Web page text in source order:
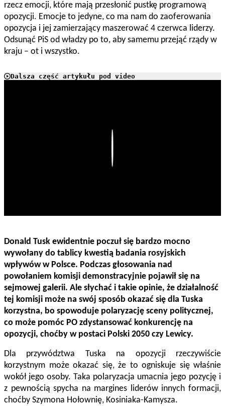
rzecz emocji, które mają przesłonić pustkę programową
opozycji. Emocje to jedyne, co ma nam do zaoferowania
opozycja i jej zamierzający maszerować 4 czerwca liderzy.
Odsunąć PiS od władzy po to, aby samemu przejąć rządy w
kraju – ot i wszystko.
Dalsza część artykułu pod video
Donald Tusk ewidentnie poczuł się bardzo mocno
wywołany do tablicy kwestią badania rosyjskich
wpływów w Polsce. Podczas głosowania nad
powołaniem komisji demonstracyjnie pojawił się na
sejmowej galerii. Ale słychać i takie opinie, że działalność
tej komisji może na swój sposób okazać się dla Tuska
korzystna, bo spowoduje polaryzację sceny politycznej,
co może pomóc PO zdystansować konkurencję na
opozycji, choćby w postaci Polski 2050 czy Lewicy.
Dla przywództwa Tuska na opozycji rzeczywiście
korzystnym może okazać się, że to ogniskuje się właśnie
wokół jego osoby. Taka polaryzacja umacnia jego pozycję i
z pewnością spycha na margines liderów innych formacji,
choćby Szymona Hołownię, Kosiniaka-Kamysza.